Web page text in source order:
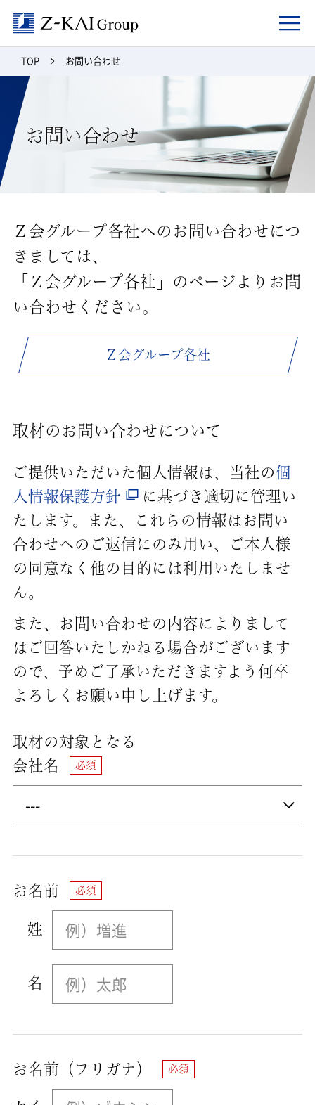
TOP お問い合わせ
お問い合わせ
Ｚ会グループ各社へのお問い合わせにつ
きましては、
「Ｚ会グループ各社」のページよりお問
い合わせください。
Ｚ会グループ各社
取材のお問い合わせについて
ご提供いただいた個人情報は、当社の個
人情報保護方針
に基づき適切に管理い
たします。また、これらの情報はお問い
合わせへのご返信にのみ用い、ご本人様
の同意なく他の目的には利用いたしませ
ん。
また、お問い合わせの内容によりまして
はご回答いたしかねる場合がございます
ので、予めご了承いただきますよう何卒
よろしくお願い申し上げます。
取材の対象となる
会社名
お名前
姓
名
お名前（フリガナ）